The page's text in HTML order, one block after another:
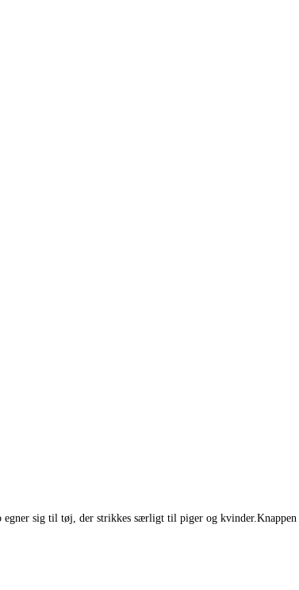
sig til tøj, der strikkes særligt til piger og